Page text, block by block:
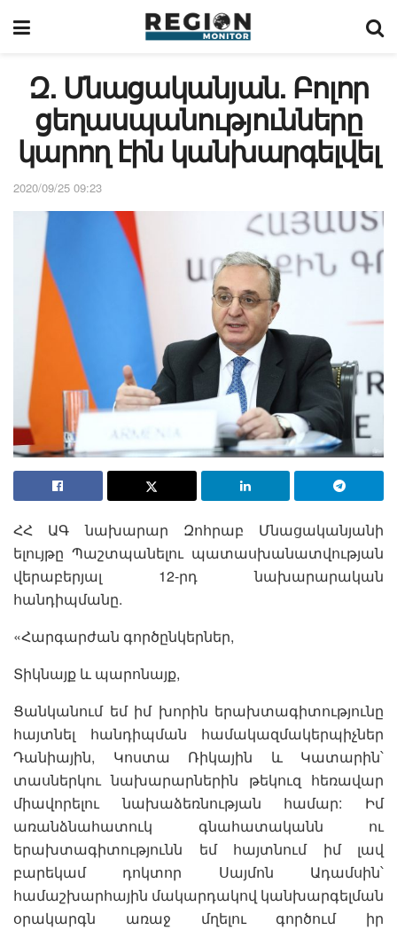
Զ. Մնացականյան. Բոլոր
ցեղասպանությունները
կարող էին կանխարգելվել
2020/09/25 09:23
ՀՀ ԱԳ նախարար Զոհրաբ Մնացականյանի
ելույթը Պաշտպանելու պատասխանատվության
վերաբերյալ 12-րդ նախարարական
հանդիպմանը.
«Հարգարժան գործընկերներ,
Տիկնայք և պարոնայք,
Ցանկանում եմ իմ խորին երախտագիտությունը
հայտնել հանդիպման համակազմակերպիչներ
Դանիային, Կոստա Ռիկային և Կատարին՝
տասներկու նախարարներին թեկուզ հեռավար
միավորելու նախաձեռնության համար: Իմ
առանձնահատուկ գնահատականն ու
երախտագիտությունն եմ հայտնում իմ լավ
բարեկամ դոկտոր Սայմոն Ադամսին՝
համաշխարհային մակարդակով կանխարգելման
օրակարգն առաջ մղելու գործում իր